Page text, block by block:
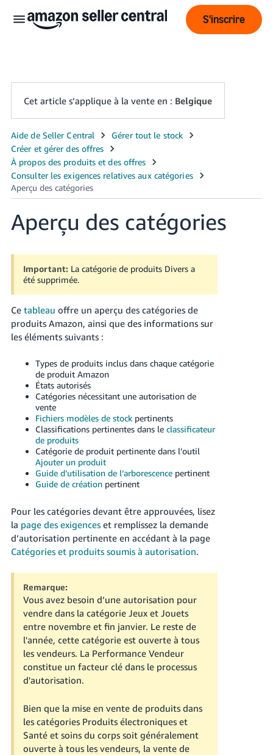
Français
BE
English
Login
S'inscrire
S'inscrire
Cet article s’applique à la vente en : Belgique
Aperçu des catégories
Important: La catégorie de produits Divers a
été supprimée.
Ce tableau offre un aperçu des catégories de
produits Amazon, ainsi que des informations sur
les éléments suivants :
Types de produits inclus dans chaque catégorie
de produit Amazon
États autorisés
Catégories nécessitant une autorisation de
vente
Fichiers modèles de stockpertinents
Classifications pertinentes dans le classificateur
de produits
Catégorie de produit pertinente dans l’outil
Ajouter un produit
Guide d’utilisation de l’arborescencepertinent
Guide de créationpertinent
Pour les catégories devant être approuvées, lisez
la page des exigenceset remplissez la demande
d’autorisation pertinente en accédant à la page
Catégories et produits soumis à autorisation.
Remarque:
Vous avez besoin d’une autorisation pour
vendre dans la catégorie Jeux et Jouets
entre novembre et fin janvier. Le reste de
l'année, cette catégorie est ouverte à tous
les vendeurs. La Performance Vendeur
constitue un facteur clé dans le processus
d'autorisation.
Bien que la mise en vente de produits dans
les catégories Produits électroniques et
Santé et soins du corps soit généralement
ouverte à tous les vendeurs, la vente de